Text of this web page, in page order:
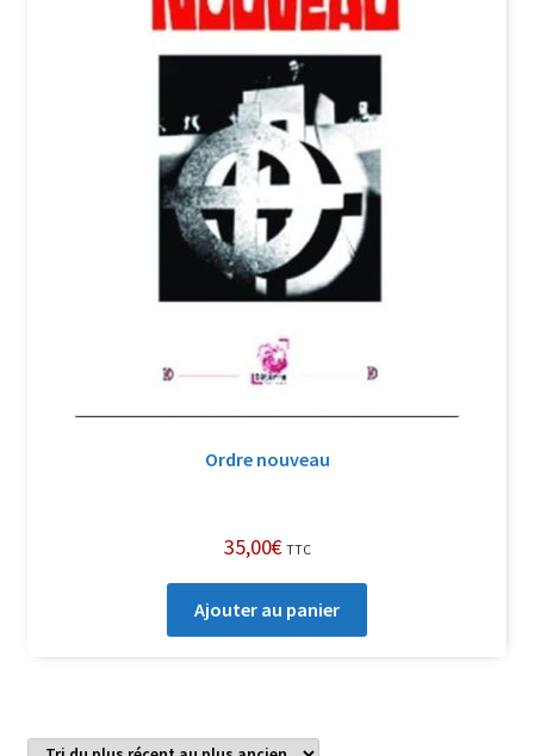
Ordre nouveau
35,00€ TTC
Ajouter au panier